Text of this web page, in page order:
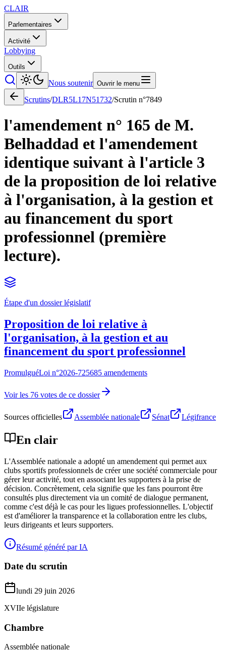
CLAIR
Parlementaires
Activité
Lobbying
Outils
Nous soutenir Ouvrir le menu
Scrutins/DLR5L17N51732/Scrutin n°7849
l'amendement n° 165 de M.
Belhaddad et l'amendement
identique suivant à l'article 3
de la proposition de loi relative
à l'organisation, à la gestion et
au financement du sport
professionnel (première
lecture).
Étape d'un dossier législatif
Proposition de loi relative à
l'organisation, à la gestion et au
financement du sport professionnel
PromulguéLoi n°2026-725685 amendements
Voir les 76 votes de ce dossier
Sources officielles Assemblée nationale Sénat Légifrance
En clair
L'Assemblée nationale a adopté un amendement qui permet aux
clubs sportifs professionnels de créer une société commerciale pour
gérer leur activité, tout en associant les supporters à la prise de
décision. Concrètement, cela signifie que les fans pourront être
consultés plus directement via un comité de dialogue permanent,
comme c'est déjà le cas pour les ligues professionnelles. L'objectif
est d'améliorer la transparence et la collaboration entre les clubs,
leurs dirigeants et leurs supporters.
Résumé généré par IA
Date du scrutin
lundi 29 juin 2026
XVIIe législature
Chambre
Assemblée nationale